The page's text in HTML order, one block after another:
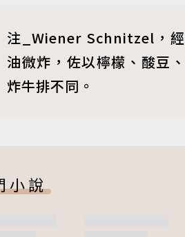
注_Wiener Schnitzel，經
油微炸，佐以檸檬、酸豆
炸牛排不同。
小說